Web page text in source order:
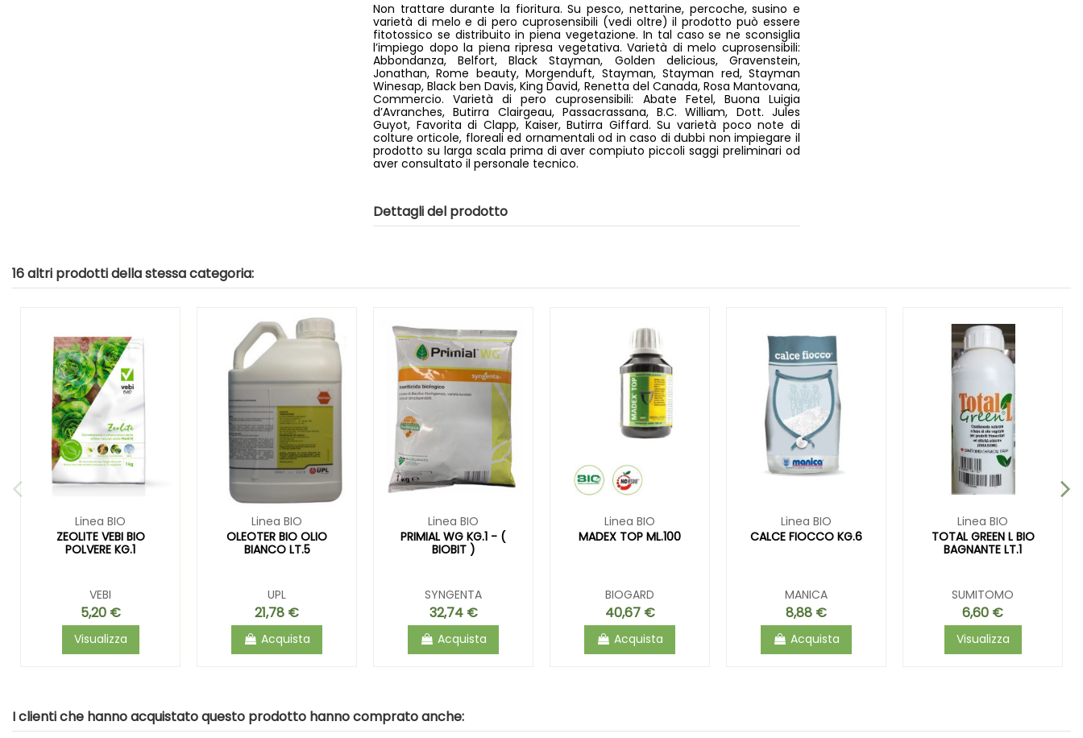
Non trattare durante la fioritura. Su pesco, nettarine, percoche, susino e
varietà di melo e di pero cuprosensibili (vedi oltre) il prodotto può essere
fitotossico se distribuito in piena vegetazione. In tal caso se ne sconsiglia
l’impiego dopo la piena ripresa vegetativa. Varietà di melo cuprosensibili:
Abbondanza, Belfort, Black Stayman, Golden delicious, Gravenstein,
Jonathan, Rome beauty, Morgenduft, Stayman, Stayman red, Stayman
Winesap, Black ben Davis, King David, Renetta del Canada, Rosa Mantovana,
Commercio. Varietà di pero cuprosensibili: Abate Fetel, Buona Luigia
d’Avranches, Butirra Clairgeau, Passacrassana, B.C. William, Dott. Jules
Guyot, Favorita di Clapp, Kaiser, Butirra Giffard. Su varietà poco note di
colture orticole, floreali ed ornamentali od in caso di dubbi non impiegare il
prodotto su larga scala prima di aver compiuto piccoli saggi preliminari od
aver consultato il personale tecnico.
Dettagli del prodotto
16 altri prodotti della stessa categoria:
Linea BIO
ZEOLITE VEBI BIO
POLVERE KG.1
VEBI
5,20 €
Visualizza
Linea BIO
OLEOTER BIO OLIO
BIANCO LT.5
UPL
21,78 €
Acquista
Linea BIO
PRIMIAL WG KG.1 - (
BIOBIT )
SYNGENTA
32,74 €
Acquista
Linea BIO
MADEX TOP ML.100
BIOGARD
40,67 €
Acquista
Linea BIO
CALCE FIOCCO KG.6
MANICA
8,88 €
Acquista
Linea BIO
TOTAL GREEN L BIO
BAGNANTE LT.1
SUMITOMO
6,60 €
Visualizza
I clienti che hanno acquistato questo prodotto hanno comprato anche: